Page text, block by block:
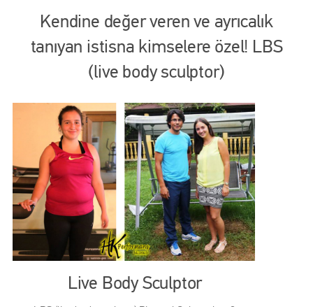
Kendine değer veren ve ayrıcalık
tanıyan istisna kimselere özel! LBS
(live body sculptor)
Live Body Sculptor